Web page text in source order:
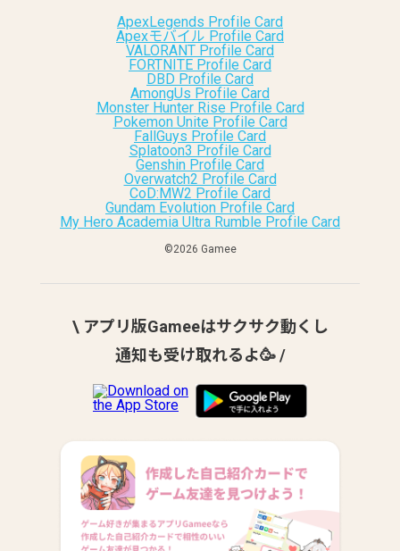
ApexLegends Profile Card
Apexモバイル Profile Card
VALORANT Profile Card
FORTNITE Profile Card
DBD Profile Card
AmongUs Profile Card
Monster Hunter Rise Profile Card
Pokemon Unite Profile Card
FallGuys Profile Card
Splatoon3 Profile Card
Genshin Profile Card
Overwatch2 Profile Card
CoD:MW2 Profile Card
Gundam Evolution Profile Card
My Hero Academia Ultra Rumble Profile Card
©︎2026 Gamee
\ アプリ版Gameeはサクサク動くし
通知も受け取れるよ🥳 /